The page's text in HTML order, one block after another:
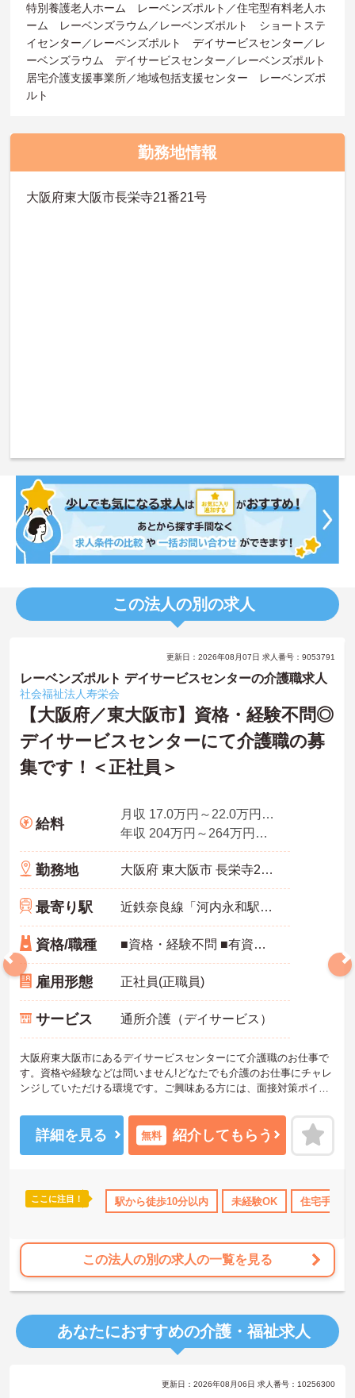
特別養護老人ホーム レーベンズポルト／住宅型有料老人ホ
ーム レーベンズラウム／レーベンズポルト ショートステ
イセンター／レーベンズポルト デイサービスセンター／レ
ーベンズラウム デイサービスセンター／レーベンズポルト
居宅介護支援事業所／地域包括支援センター レーベンズポ
ルト
勤務地情報
大阪府東大阪市長栄寺21番21号
この法人の別の求人
・補助 無資格OK 日勤のみ 年間休日110日以上 資格取得
更新日：2026年08月07日 求人番号：9053791
レーベンズポルト デイサービスセンターの介護職求人
社会福祉法人寿栄会
【大阪府／東大阪市】資格・経験不問◎
デイサービスセンターにて介護職の募
集です！＜正社員＞
給料
月収 17.0万円～22.0万円程度
年収 204万円～264万円程度※月収×12ヶ月
勤務地 大阪府 東大阪市 長栄寺21番24号
最寄り駅 近鉄奈良線「河内永和駅」徒歩5分
資格/職種 ■資格・経験不問 ■有資格者、経験者歓迎
雇用形態 正社員(正職員)
サービス 通所介護（デイサービス）
大阪府東大阪市にあるデイサービスセンターにて介護職のお仕事で
す。資格や経験などは問いません!どなたでも介護のお仕事にチャレ
ンジしていただける環境です。ご興味ある方には、面接対策ポイン
い。
詳細を見る 無料 紹介してもらう
ここに注目！ 駅から徒歩10分以内 未経験OK 住宅手当・
この法人の別の求人の一覧を見る
あなたにおすすめの介護・福祉求人
更新日：2026年08月06日 求人番号：10256300